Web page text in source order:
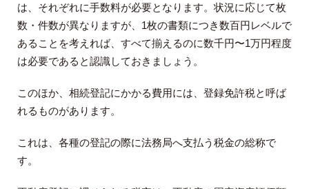
は、それぞれに手数料が必要となります。状況に応じて枚
数・件数が異なりますが、1枚の書類につき数百円レベルで
あることを考えれば、すべて揃えるのに数千円〜1万円程度
は必要であると認識しておきましょう。
このほか、相続登記にかかる費用には、登録免許税と呼ば
れるものがあります。
これは、各種の登記の際に法務局へ支払う税金の総称で
す。